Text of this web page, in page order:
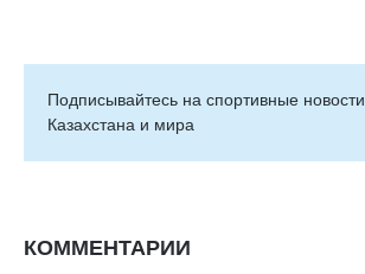
Подписывайтесь на cпортивные новости
Казахстана и мира
КОММЕНТАРИИ